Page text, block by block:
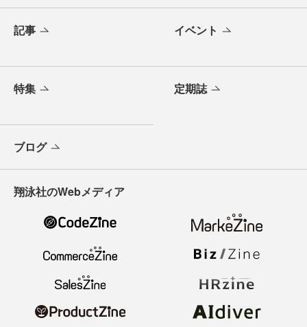
記事 イベント
特集 定期誌
ブログ
翔泳社のWebメディア